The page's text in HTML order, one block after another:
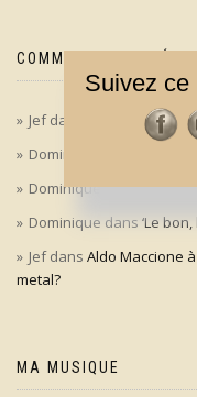
COMMENTAIRES
Jefdans
‘Le bon, la
Dominique
‘Le
Dominiquedans‘Le
Dominique dans ‘Le
Jefdans Aldo Maccione
metal?
MA MUSIQUE
Suivez ce